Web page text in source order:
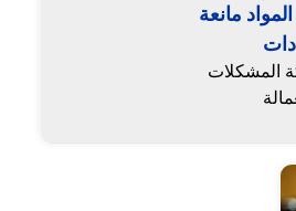
مانعة
المشكلات